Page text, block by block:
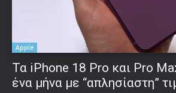
Apple
Τα iPhone 18 Pro και Pro
ένα μήνα με “απλησίαστη”